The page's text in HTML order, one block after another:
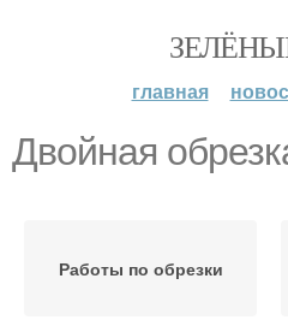
главная
Двойная
Работы по обрезки